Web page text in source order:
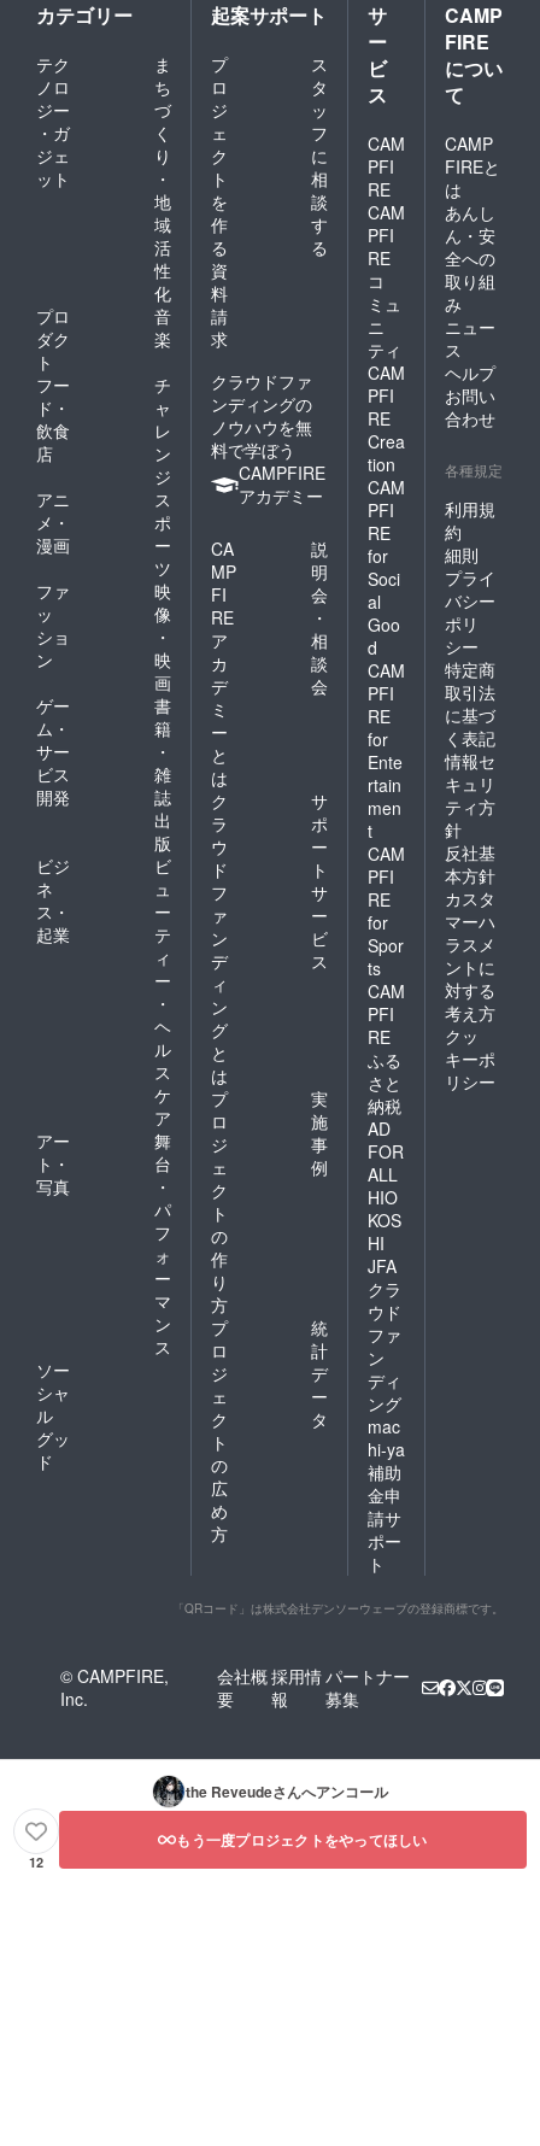
カテゴリー
テク
ノロ
ジー
・ガ
ジェ
ット
ま
ち
づ
く
り
・
地
域
活
性
化
プロ
ダク
ト
音
楽
フー
ド・
飲食
店
チ
ャ
レ
ン
ジ
アニ
メ・
漫画
ス
ポ
ー
ツ
ファ
ッ
ショ
ン
映
像
・
映
画
ゲー
ム・
サー
ビス
開発
書
籍
・
雑
誌
出
版
ビジ
ネ
ス・
起業
ビ
ュ
ー
テ
ィ
ー
・
ヘ
ル
ス
ケ
ア
アー
ト・
写真
舞
台
・
パ
フ
ォ
ー
マ
ン
ス
ソー
シャ
ル
グッ
ド
起案サポート
プ
ロ
ジ
ェ
ク
ト
を
作
る
ス
タ
ッ
フ
に
相
談
す
る
資
料
請
求
クラウドファ
ンディングの
ノウハウを無
料で学ぼう
CAMPFIRE
アカデミー
CA
MP
FI
RE
ア
カ
デ
ミ
ー
と
は
説
明
会
・
相
談
会
ク
ラ
ウ
ド
フ
ァ
ン
デ
ィ
ン
グ
と
は
サ
ポ
ー
ト
サ
ー
ビ
ス
プ
ロ
ジ
ェ
ク
ト
の
作
り
方
実
施
事
例
プ
ロ
ジ
ェ
ク
ト
の
広
め
方
統
計
デ
ー
タ
サ
ー
ビ
ス
CAM
PFI
RE
CAM
PFI
RE
コ
ミュ
ニ
ティ
CAM
PFI
RE
Crea
tion
CAM
PFI
RE
for
Soci
al
Goo
d
CAM
PFI
RE
for
Ente
rtain
men
t
CAM
PFI
RE
for
Spor
ts
CAM
PFI
RE
ふる
さと
納税
AD
FOR
ALL
HIO
KOS
HI
JFA
クラ
ウド
ファ
ン
ディ
ング
mac
hi-ya
補助
金申
請サ
ポー
ト
CAMP
FIRE
につい
て
CAMP
FIREと
は
あんし
ん・安
全への
取り組
み
ニュー
ス
ヘルプ
お問い
合わせ
各種規定
利用規
約
細則
プライ
バシー
ポリ
シー
特定商
取引法
に基づ
く表記
情報セ
キュリ
ティ方
針
反社基
本方針
カスタ
マーハ
ラスメ
ントに
対する
考え方
クッ
キーポ
リシー
「QRコード」は株式会社デンソーウェーブの登録商標です。
© CAMPFIRE,
Inc.
会社概
要
採用情
報
パートナー
募集
the Reveudeさんへアンコール
12
もう一度プロジェクトをやってほしい